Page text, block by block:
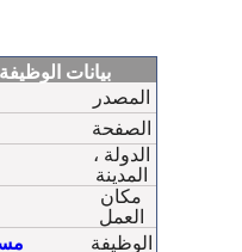
بيانات الوظيفة
المصدر
الصفحة
الدولة ،
المدينة
مكان
العمل
الوظيفة